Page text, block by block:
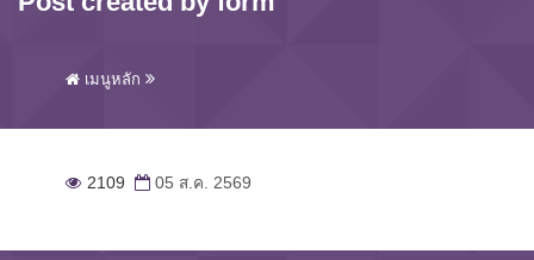
เมนูหลัก
2109 05 ส.ค. 2569